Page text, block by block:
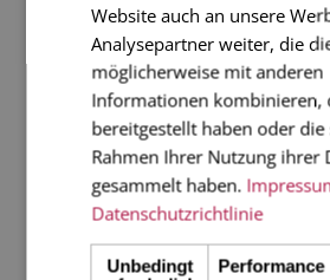
KONTAKT
Telefonische Beratung und
übernehmen die Erfassung der
Website auch an unsere
Analysepartner weiter, die
möglicherweise mit anderen
Informationen kombinieren,
bereitgestellt haben oder die
Rahmen Ihrer Nutzung ihrer
gesammelt haben.
Datenschutzrichtlinie
Unbedingt
Performance